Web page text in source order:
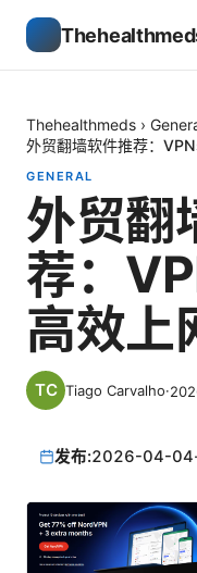
Thehealthmeds ›
外贸翻墙软件推荐：
GENERAL
外贸翻
荐：
高效上
Tiago Carvalho·
发布:2026-04-04·